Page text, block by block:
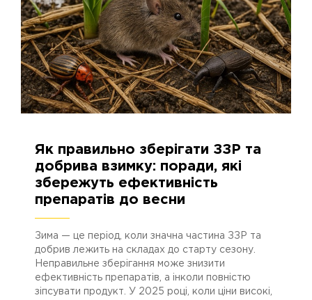
Як правильно зберігати ЗЗР та
добрива взимку: поради, які
збережуть ефективність
препаратів до весни
Зима — це період, коли значна частина ЗЗР та
добрив лежить на складах до старту сезону.
Неправильне зберігання може знизити
ефективність препаратів, а інколи повністю
зіпсувати продукт. У 2025 році, коли ціни високі,